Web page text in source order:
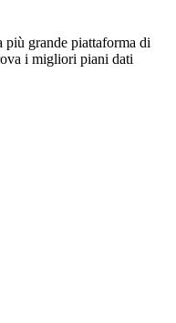
grande piattaforma di
i migliori piani dati